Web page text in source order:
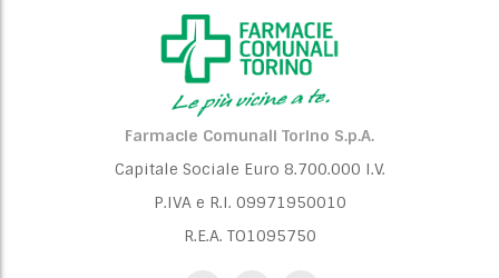
Farmacie Comunali Torino S.p.A.
Capitale Sociale Euro 8.700.000 I.V.
P.IVA e R.I. 09971950010
R.E.A. TO1095750